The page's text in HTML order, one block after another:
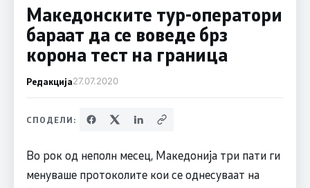
Македонските тур-оператори
бараат да се воведе брз
корона тест на граница
Редакција27.07.2020
СПОДЕЛИ:
Во рок од неполн месец, Македонија три пати ги
менуваше протоколите кои се однесуваат на